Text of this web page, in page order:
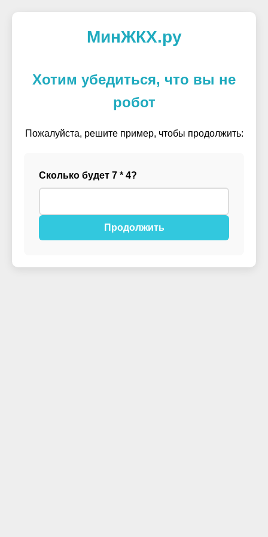
МинЖКХ.ру
Хотим убедиться, что вы не
робот
Пожалуйста, решите пример, чтобы продолжить:
Сколько будет 7 * 4?
Продолжить